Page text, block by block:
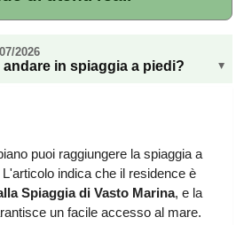
2026
in spiaggia a piedi? ▸
puoi raggiungere la spiaggia a
indica che il residence è
Spiaggia di Vasto Marina, e la
un facile accesso al mare.